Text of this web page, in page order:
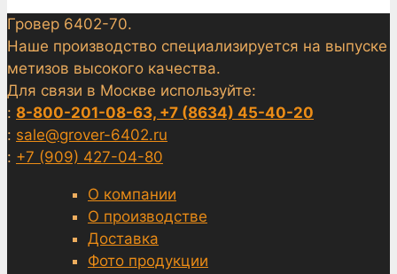
Гровер 6402-70.
Наше производство специализируется на выпуске
метизов высокого качества.
Для связи в Москве используйте:
: 8-800-201-08-63, +7 (8634) 45-40-20
: sale@grover-6402.ru
: +7 (909) 427-04-80
О компании
О производстве
Доставка
Фото продукции